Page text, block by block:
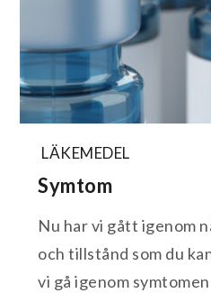
LÄKEMEDEL
Symtom
Nu har vi gått igenom
och tillstånd som du
vi gå igenom